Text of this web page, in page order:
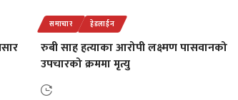
समाचार हेडलाईन
रुबी साह हत्याका आरोपी लक्ष्मण पासवानको
उपचारको क्रममा मृत्यु